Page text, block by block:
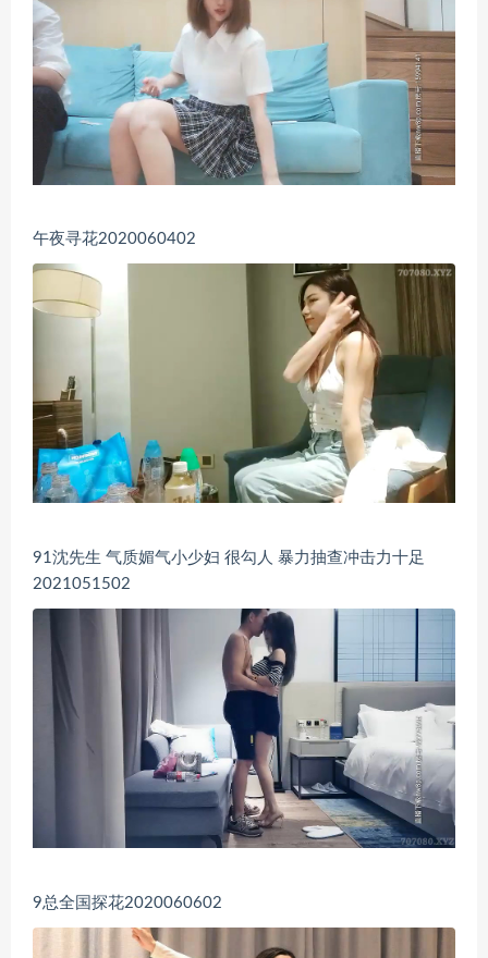
午夜寻花2020060402
91沈先生 气质媚气小少妇 很勾人 暴力抽查冲击力十足
2021051502
9总全国探花2020060602